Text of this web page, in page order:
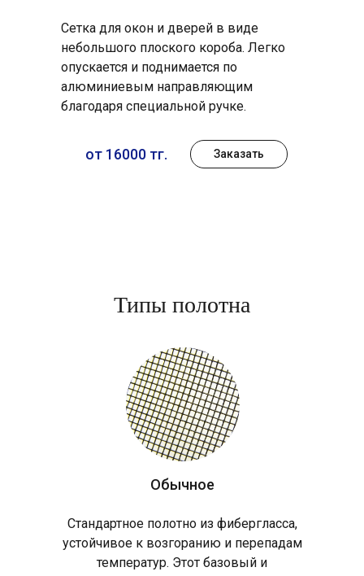
от 16000 тг. Заказать
Сетка для окон и дверей в виде
небольшого плоского короба. Легко
опускается и поднимается по
алюминиевым направляющим
благодаря специальной ручке.
Типы полотна
Обычное
Стандартное полотно из фибергласса,
устойчивое к возгоранию и перепадам
температур. Этот базовый и